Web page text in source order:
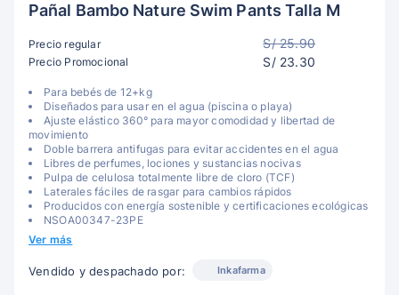
Pañal Bambo Nature Swim Pants Talla M
Precio regular S/ 25.90
Precio Promocional S/ 23.30
Para bebés de 12+kg
Diseñados para usar en el agua (piscina o playa)
Ajuste elástico 360° para mayor comodidad y libertad de
movimiento
Doble barrera antifugas para evitar accidentes en el agua
Libres de perfumes, lociones y sustancias nocivas
Pulpa de celulosa totalmente libre de cloro (TCF)
Laterales fáciles de rasgar para cambios rápidos
Producidos con energía sostenible y certificaciones ecológicas
NSOA00347-23PE
Ver más
Vendido y despachado por: Inkafarma